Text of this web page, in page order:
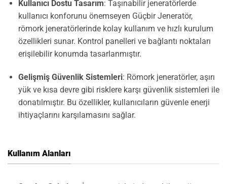
Kullanıcı Dostu Tasarım: Taşınabilir jeneratörlerde
kullanıcı konforunu önemseyen Güçbir Jeneratör,
römork jeneratörlerinde kolay kullanım ve hızlı kurulum
özellikleri sunar. Kontrol panelleri ve bağlantı noktaları
erişilebilir konumda tasarlanmıştır.
Gelişmiş Güvenlik Sistemleri: Römork jeneratörler, aşırı
yük ve kısa devre gibi risklere karşı güvenlik sistemleri ile
donatılmıştır. Bu özellikler, kullanıcıların güvenle enerji
ihtiyaçlarını karşılamasını sağlar.
Kullanım Alanları